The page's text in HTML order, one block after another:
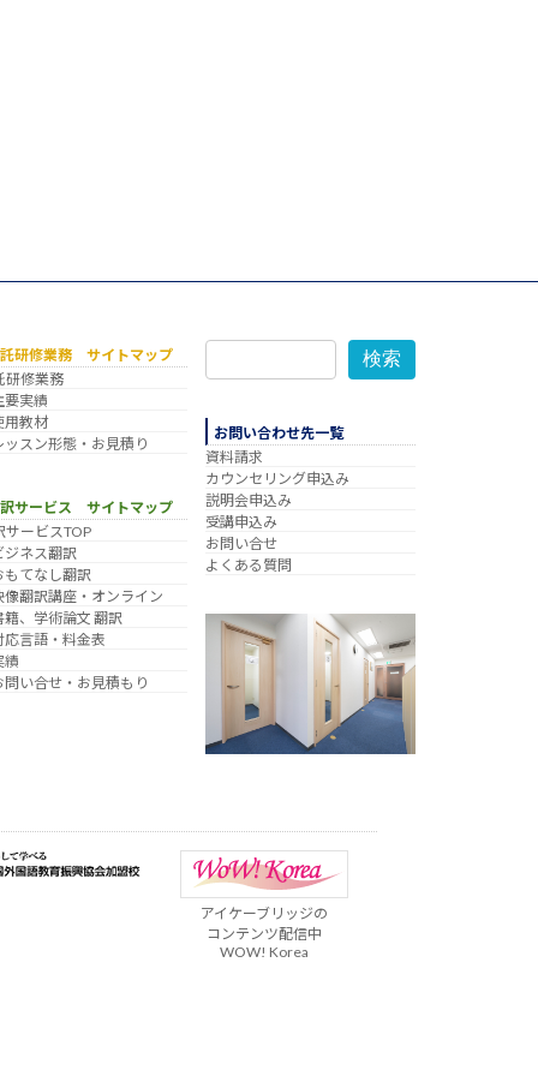
研修業務 サイトマップ
研修業務
要実績
用教材
ッスン形態・お見積り
サービス サイトマップ
サービスTOP
ジネス翻訳
もてなし翻訳
像翻訳講座・オンライン
籍、学術論文 翻訳
応言語・料金表
績
問い合せ・お見積もり
検索
お問い合わせ先一覧
資料請求
カウンセリング申込み
説明会申込み
受講申込み
お問い合せ
よくある質問
アイケーブリッジの
コンテンツ配信中
WOW! Korea